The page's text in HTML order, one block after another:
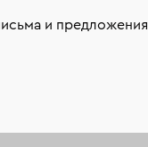
и предложения